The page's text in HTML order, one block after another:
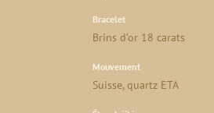
Bracelet
Brins d’or 18 carats
Mouvement
Suisse, quartz ETA